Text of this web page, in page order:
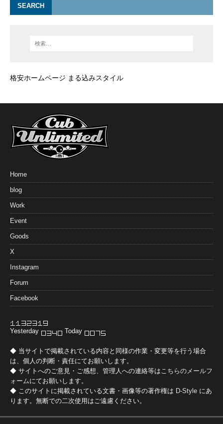
SEARCH
格安ホームページ まる込みスタイル
Home
blog
Work
Event
Goods
X
Instagram
Forum
Facebook
Yesterday Today
◆ 当サイトで掲載されている内容と同様の作業・変更等を行う場合
は、個人の判断・責任にてお願いします。
◆ サイトへのご意見・ご感想、管理人への連絡等は こちらのメールフ
ォームにてお願いします。
◆ このサイトに掲載されている文書・画像等の著作権は D-Style にあ
ります。無断での二次使用はご遠慮ください。